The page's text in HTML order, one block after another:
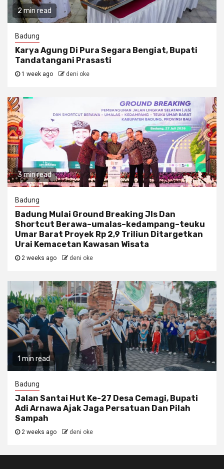
2 min read
Badung
Karya Agung Di Pura Segara Bengiat, Bupati
Tandatangani Prasasti
1 week ago deni oke
3 min read
Badung
Badung Mulai Ground Breaking Jls Dan
Shortcut Berawa–umalas–kedampang–teuku
Umar Barat Proyek Rp 2,9 Triliun Ditargetkan
Urai Kemacetan Kawasan Wisata
2 weeks ago deni oke
1 min read
Badung
Jalan Santai Hut Ke-27 Desa Cemagi, Bupati
Adi Arnawa Ajak Jaga Persatuan Dan Pilah
Sampah
2 weeks ago deni oke